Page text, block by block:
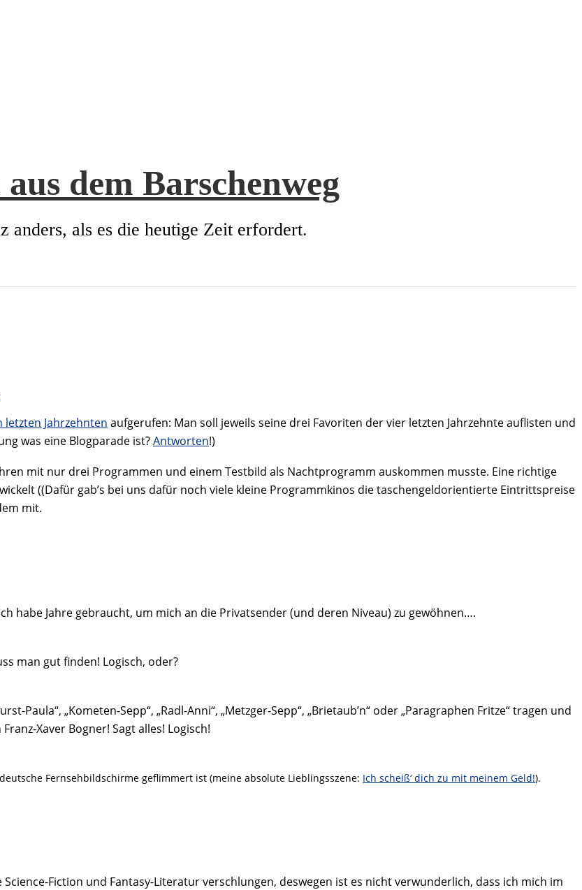
dem Barschenweg
anders, als es die heutige Zeit erfordert.
letzten Jahrzehnten aufgerufen: Man soll jeweils seine drei Favoriten der vier letzten Jahrzehnte auflisten und
was eine Blogparade ist?Antworten!)
mit nur drei Programmen und einem Testbild als Nachtprogramm auskommen musste. Eine richtige
((Dafür gab’s bei uns dafür noch viele kleine Programmkinos die taschengeldorientierte Eintrittspreise
mit.
habe Jahre gebraucht, um mich an die Privatsender (und deren Niveau) zu gewöhnen….
man gut finden! Logisch, oder?
Paula“, „Kometen-Sepp“, „Radl-Anni“, „Metzger-Sepp“, „Brietaub’n“ oder „Paragraphen Fritze“ tragen und
Xaver Bogner! Sagt alles! Logisch!
Fernsehbildschirme geflimmert ist (meine absolute Lieblingsszene: Ich scheiß‘ dich zu mit meinem Geld!).
Fiction und Fantasy-Literatur verschlungen, deswegen ist es nicht verwunderlich, dass ich mich im